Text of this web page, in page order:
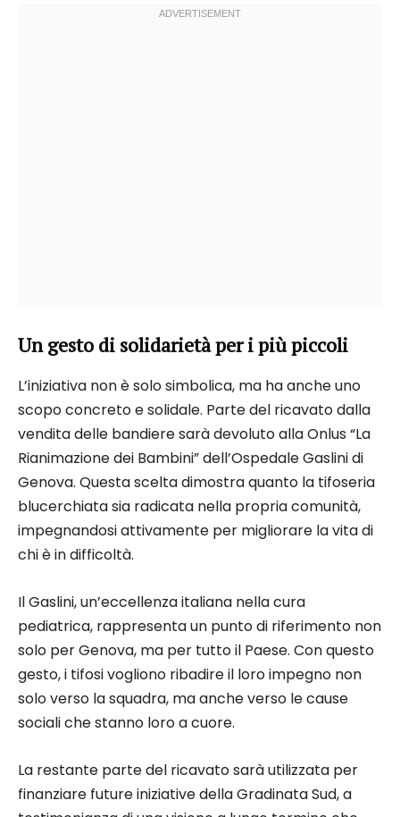
Un gesto di solidarietà per i più piccoli
L’iniziativa non è solo simbolica, ma ha anche uno
scopo concreto e solidale. Parte del ricavato dalla
vendita delle bandiere sarà devoluto alla Onlus “La
Rianimazione dei Bambini” dell’Ospedale Gaslini di
Genova. Questa scelta dimostra quanto la tifoseria
blucerchiata sia radicata nella propria comunità,
impegnandosi attivamente per migliorare la vita di
chi è in difficoltà.
Il Gaslini, un’eccellenza italiana nella cura
pediatrica, rappresenta un punto di riferimento non
solo per Genova, ma per tutto il Paese. Con questo
gesto, i tifosi vogliono ribadire il loro impegno non
solo verso la squadra, ma anche verso le cause
sociali che stanno loro a cuore.
La restante parte del ricavato sarà utilizzata per
finanziare future iniziative della Gradinata Sud, a